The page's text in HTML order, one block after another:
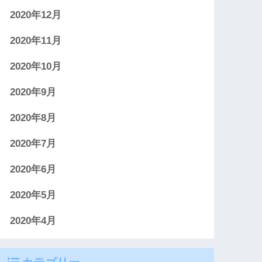
2020年12月
2020年11月
2020年10月
2020年9月
2020年8月
2020年7月
2020年6月
2020年5月
2020年4月